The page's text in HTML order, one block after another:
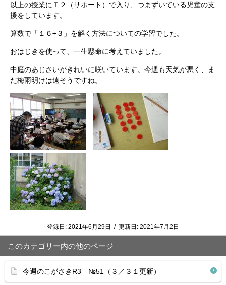
以上の授業にＴ２（サポート）で入り、つまずいている児童の支
援をしています。
算数で「１６÷３」を解く方法についての学習でした。
おはじきを使って、一生懸命に考えていました。
中庭のあじさいがきれいに咲いています。今週も天気が悪く、ま
だ梅雨明けは遠そうですね。
登録日: 2021年6月29日 / 更新日: 2021年7月2日
このカテゴリー内の他のページ
今週のこがさきR3 №51（３／３１更新）